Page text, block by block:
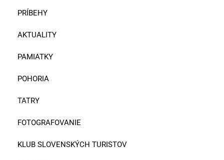
PRÍBEHY
AKTUALITY
PAMIATKY
POHORIA
TATRY
FOTOGRAFOVANIE
KLUB SLOVENSKÝCH TURISTOV